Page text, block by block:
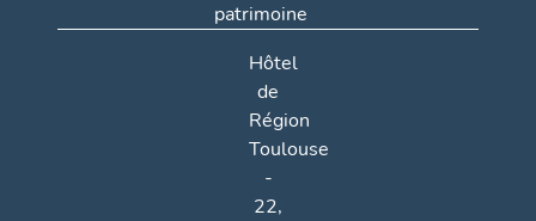
patrimoine
Hôtel
de
Région
Toulouse
-
22,